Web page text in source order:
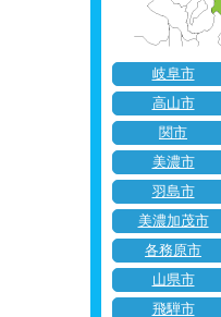
岐阜市
高山市
関市
美濃市
羽島市
美濃加茂市
各務原市
山県市
飛騨市